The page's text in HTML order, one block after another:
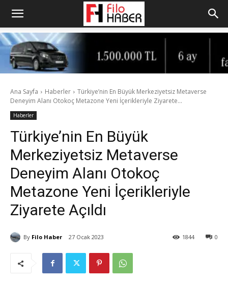
Ana Sayfa Haberler
Türkiye’nin En Büyük Merkeziyetsiz Metaverse
Deneyim Alanı Otokoç Metazone Yeni İçerikleriyle Ziyarete...
Haberler
Türkiye’nin En Büyük
Merkeziyetsiz Metaverse
Deneyim Alanı Otokoç
Metazone Yeni İçerikleriyle
Ziyarete Açıldı
By Filo Haber 27 Ocak 2023 0
1844